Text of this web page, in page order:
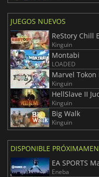
JUEGOS NUEVOS
ReStory Chill
Kinguin
Montabi
LOADED
Marvel Tokon
Kinguin
HellSlave II
Kinguin
Big Walk
Kinguin
DISPONIBLE
EA SPORTS
Eneba